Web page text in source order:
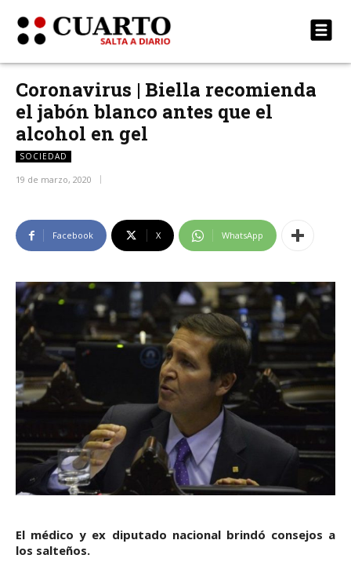
Coronavirus | Biella recomienda
el jabón blanco antes que el
alcohol en gel
SOCIEDAD
19 de marzo, 2020
Facebook X WhatsApp
El médico y ex diputado nacional brindó consejos a
los salteños.